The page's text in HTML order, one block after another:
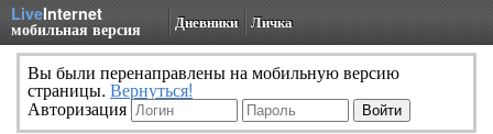
LiveInternet
мобильная версия Дневники Личка
Вы были перенаправлены на мобильную версию
страницы. Вернуться!
Авторизация